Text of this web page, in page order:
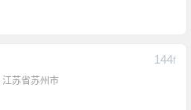
江苏省苏州市
144F